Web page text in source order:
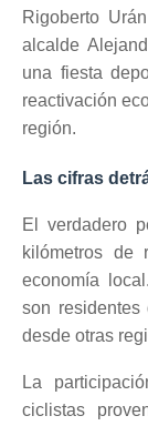
Rigoberto
alcalde
una fiesta
reactivación
región.
Las cifras
El verdadero
kilómetros de
economía
son
desde otras
La
ciclistas